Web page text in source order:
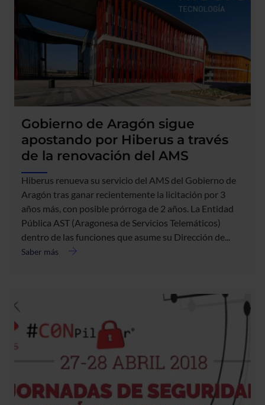
Gobierno de Aragón sigue
apostando por Hiberus a través
de la renovación del AMS
Hiberus renueva su servicio del AMS del Gobierno de
Aragón tras ganar recientemente la licitación por 3
años más, con posible prórroga de 2 años. La Entidad
Pública AST (Aragonesa de Servicios Telemáticos)
dentro de las funciones que asume su Dirección de...
Saber más
acerca
apostando
de